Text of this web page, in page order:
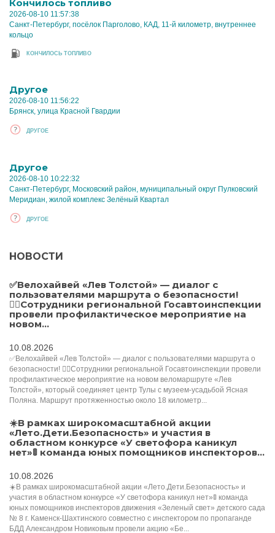
Кончилось топливо
2026-08-10 11:57:38
Санкт-Петербург, посёлок Парголово, КАД, 11-й километр, внутреннее
кольцо
КОНЧИЛОСЬ ТОПЛИВО
Другое
2026-08-10 11:56:22
Брянск, улица Красной Гвардии
ДРУГОЕ
Другое
2026-08-10 10:22:32
Санкт-Петербург, Московский район, муниципальный округ Пулковский
Меридиан, жилой комплекс Зелёный Квартал
ДРУГОЕ
НОВОСТИ
✅Велохайвей «Лев Толстой» — диалог с
пользователями маршрута о безопасности!
🚴‍♂Сотрудники региональной Госавтоинспекции
провели профилактическое мероприятие на
новом...
10.08.2026
✅Велохайвей «Лев Толстой» — диалог с пользователями маршрута о
безопасности! 🚴‍♂Сотрудники региональной Госавтоинспекции провели
профилактическое мероприятие на новом веломаршруте «Лев
Толстой», который соединяет центр Тулы с музеем-усадьбой Ясная
Поляна. Маршрут протяженностью около 18 километр...
☀️В рамках широкомасштабной акции
«Лето.Дети.Безопасность» и участия в
областном конкурсе «У светофора каникул
нет»🚦 команда юных помощников инспекторов...
10.08.2026
☀️В рамках широкомасштабной акции «Лето.Дети.Безопасность» и
участия в областном конкурсе «У светофора каникул нет»🚦 команда
юных помощников инспекторов движения «Зеленый свет» детского сада
№ 8 г. Каменск-Шахтинского совместно с инспектором по пропаганде
БДД Александром Новиковым провели акцию «Бе...